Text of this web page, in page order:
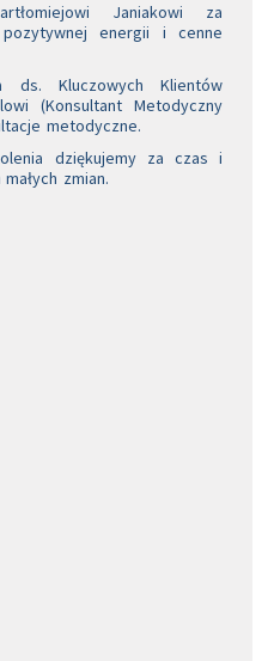
Janiakowi za
energii i cenne
ds. Kluczowych Klientów
(Konsultant Metodyczny
metodyczne.
dziękujemy za czas i
zmian.